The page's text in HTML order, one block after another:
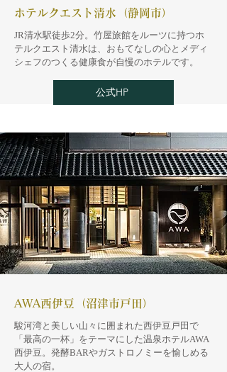
ホテルクエスト清水（静岡市）
JR清水駅徒歩2分。竹屋旅館をルーツに持つホ
テルクエスト清水は、おもてなしの心とメディ
シェフのつくる健康食が自慢のホテルです。
公式HP
AWA西伊豆（沼津市戸田）
駿河湾と美しい山々に囲まれた西伊豆戸田で
「最高の一杯」をテーマにした温泉ホテルAWA
西伊豆。発酵BARやガストロノミーを愉しめる
大人の宿。